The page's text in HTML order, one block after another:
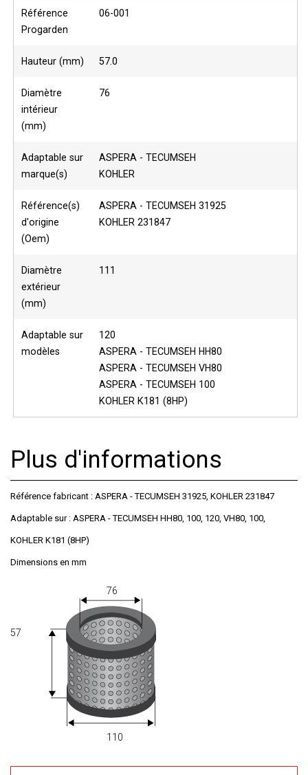
Référence
Progarden
06-001
Hauteur (mm) 57.0
Diamètre
intérieur
(mm)
76
Adaptable sur
marque(s)
ASPERA - TECUMSEH
KOHLER
Référence(s)
d'origine
(Oem)
ASPERA - TECUMSEH 31925
KOHLER 231847
Diamètre
extérieur
(mm)
111
Adaptable sur
modèles
120
ASPERA - TECUMSEH HH80
ASPERA - TECUMSEH VH80
ASPERA - TECUMSEH 100
KOHLER K181 (8HP)
Plus d'informations
Référence fabricant : ASPERA - TECUMSEH 31925, KOHLER 231847
Adaptable sur : ASPERA - TECUMSEH HH80, 100, 120, VH80, 100,
KOHLER K181 (8HP)
Dimensions en mm
76
57
110